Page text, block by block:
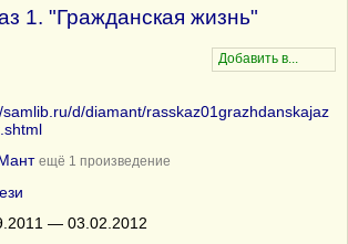
1. "Гражданская жизнь"
samlib.ru/d/diamant/rasskaz01grazhdanskajaz
ещё 1 произведение
— 03.02.2012